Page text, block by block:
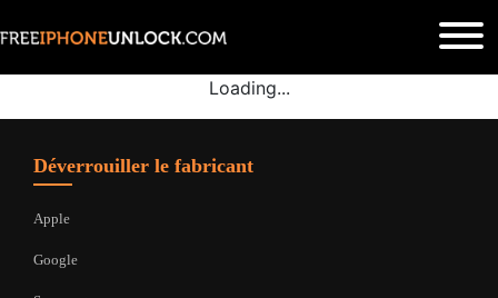
Loading...
Déverrouiller le fabricant
Apple
Google